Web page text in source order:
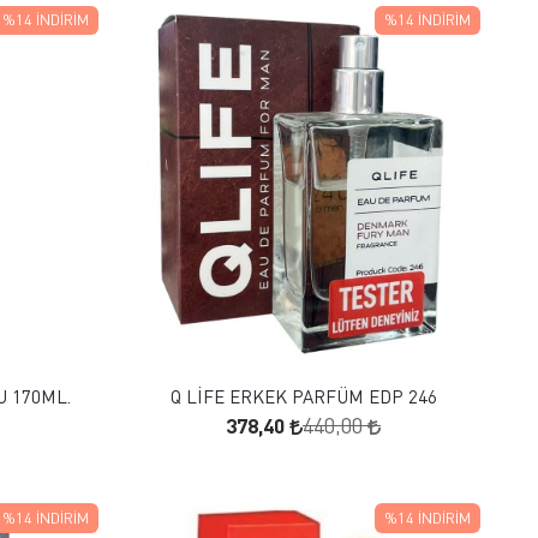
170ML.
%14 İNDIRIM
FAVORILERE EKLE
SEPETE EKLE
Q LİFE ERKEK PARFÜM EDP 246
378,40 440,00
%14 İNDIRIM
%14 İNDIRIM %14 İNDIRIM